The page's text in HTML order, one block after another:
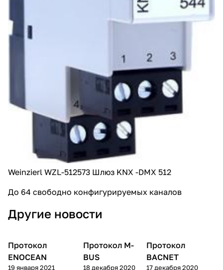
Weinzierl WZL-512573 Шлюз KNX -DMX 512
До 64 свободно конфигурируемых каналов
Другие новости
База знаний
Протокол
ENOCEAN
19 января 2021
База знаний
Протокол M-
BUS
18 декабря 2020
База знаний
Протокол
BACNET
17 декабря 2020